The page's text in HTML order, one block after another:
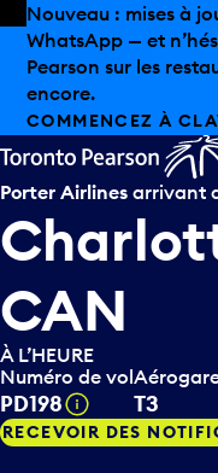
Skip to offers
Passer au contenu
Nouveau : mises à
WhatsApp — et
Pearson sur les
encore.
COMMENCEZ À
Porter Airlines arrivant
CAN
À L’HEURE
Numéro de vol
PD198 Infobulle
T3
RECEVOIR DES